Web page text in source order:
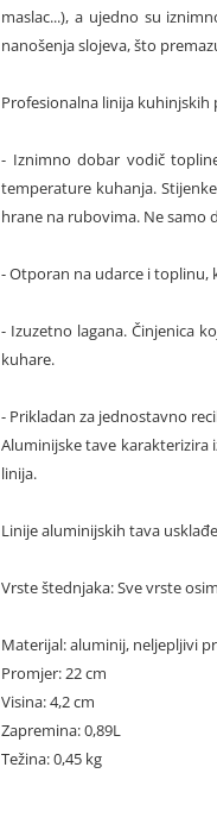
maslac...), a ujedno su
nanošenja slojeva, što
Profesionalna linija
- Iznimno dobar vodič
temperature kuhanja.
hrane na rubovima. Ne samo
- Otporan na udarce i toplinu,
- Izuzetno lagana. Činjenica
kuhare.
- Prikladan za jednostavno
Aluminijske tave karakterizira
linija.
Linije aluminijskih tava
Vrste štednjaka: Sve vrste
Materijal: aluminij, neljepljivi
Promjer: 22 cm
Visina: 4,2 cm
Zapremina: 0,89L
Težina: 0,45 kg